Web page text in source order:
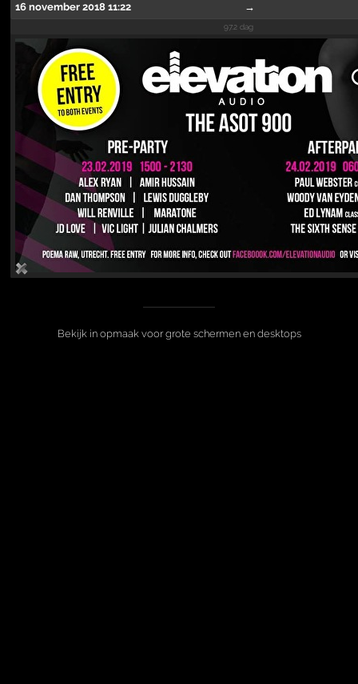
16 november 2018 11:22 →
97.2 dag
Bekijk in opmaak voor grote schermen en desktops